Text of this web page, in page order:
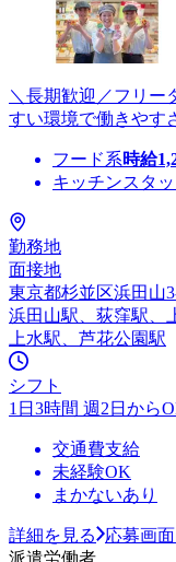
＼長期歓迎／フリー
すい環境で働きやす
フード系時給
キッチンスタ
勤務地
面接地
東京都杉並区浜田山
浜田山駅、荻窪駅、
上水駅、芦花公園駅
シフト
1日3時間 週2日から
交通費支給
未経験OK
まかないあり
詳細を見る
応募画
派遣労働者